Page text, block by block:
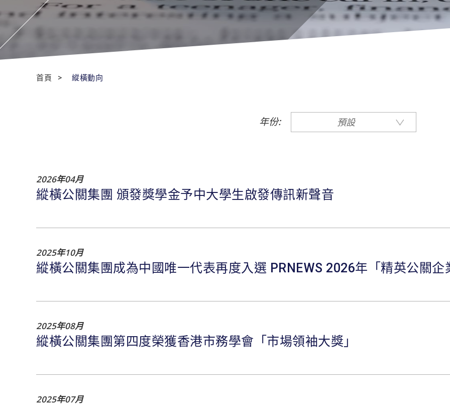
首頁 縱橫動向
年份: 預設
2026年04月
縱橫公關集團 頒發獎學金予中大學生啟發傳訊新聲音
2025年10月
縱橫公關集團成為中國唯一代表再度入選 PRNEWS 2026年「精英公關企
2025年08月
縱橫公關集團第四度榮獲香港市務學會「市場領袖大獎」
2025年07月